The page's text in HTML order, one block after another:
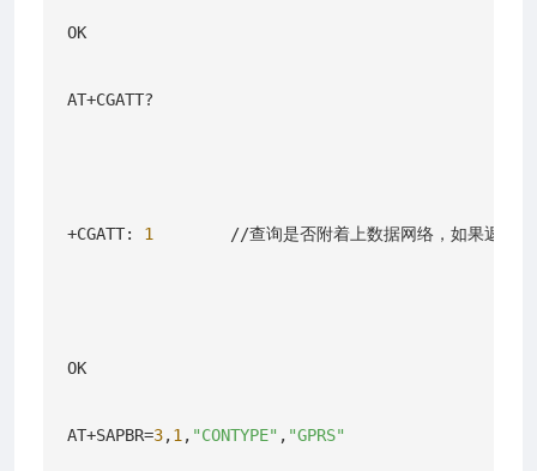
OK
AT+CGATT?
+CGATT: 1
//查询是否附着上数据网络，如果返回
OK
AT+SAPBR=3,1 , "CONTYPE" , "GPRS"